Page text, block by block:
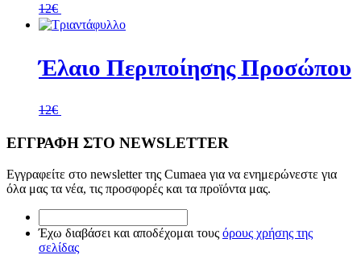
12€
Έλαιο Περιποίησης Προσώπου
12€
ΕΓΓΡΑΦΗ ΣΤΟ NEWSLETTER
Εγγραφείτε στο newsletter της Cumaea για να ενημερώνεστε για
όλα μας τα νέα, τις προσφορές και τα προϊόντα μας.
Έχω
διαβάσει
Έχω διαβάσει και αποδέχομαι τους όρους χρήσης της
σελίδας